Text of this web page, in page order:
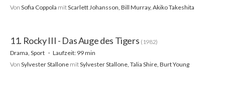
Von Sofia Coppola mitScarlett Johansson, Bill Murray, Akiko Takeshita
11. Rocky III - Das Auge des Tigers (1982)
Drama, Sport
Laufzeit: 99 min
Von Sylvester Stallone mitSylvester Stallone, Talia Shire, Burt Young